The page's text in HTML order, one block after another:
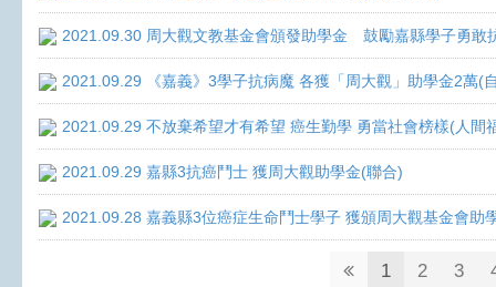
2021.09.30 周大觀文教基金會頒發助學金 鼓勵嘉縣學子勇敢
2021.09.29 《嘉義》3學子抗病魔 各獲「周大觀」助學金2萬(
2021.09.29 不放棄希望才有希望 癌生勤學 勇當社會榜樣(人間
2021.09.29 嘉縣3抗癌鬥士 獲周大觀助學金(聯合)
2021.09.28 嘉義縣3位癌症生命鬥士學子 獲頒周大觀基金會助
1 2 3